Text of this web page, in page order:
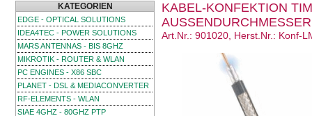
KATEGORIEN
EDGE - OPTICAL SOLUTIONS
IDEA4TEC - POWER SOLUTIONS
MARS ANTENNAS - BIS 8GHZ
MIKROTIK - ROUTER & WLAN
PC ENGINES - X86 SBC
PLANET - DSL & MEDIACONVERTER
RF-ELEMENTS - WLAN
SIAE 4GHZ - 80GHZ PTP
KABEL-KONFEKTION
AUSSENDURCHMESSER
Art.Nr.: 901020, Herst.Nr.: Konf-